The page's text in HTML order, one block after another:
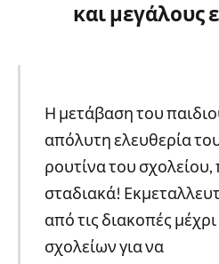
και μεγάλους
Η μετάβαση του
απόλυτη ελευθερία
ρουτίνα του σχολείου,
σταδιακά!
από τις διακοπές
σχολείων για να